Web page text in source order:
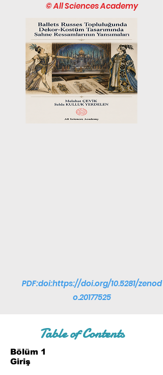
© All Sciences Academy
PDF:doi:https://doi.org/10.5281/zenod
o.20177525
Table of Contents
Bölüm 1
Giriş